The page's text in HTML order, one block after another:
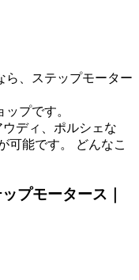
ら、ステップモーター
プです。
ディ、ポルシェな
可能です。 どんなこ
プモータース｜